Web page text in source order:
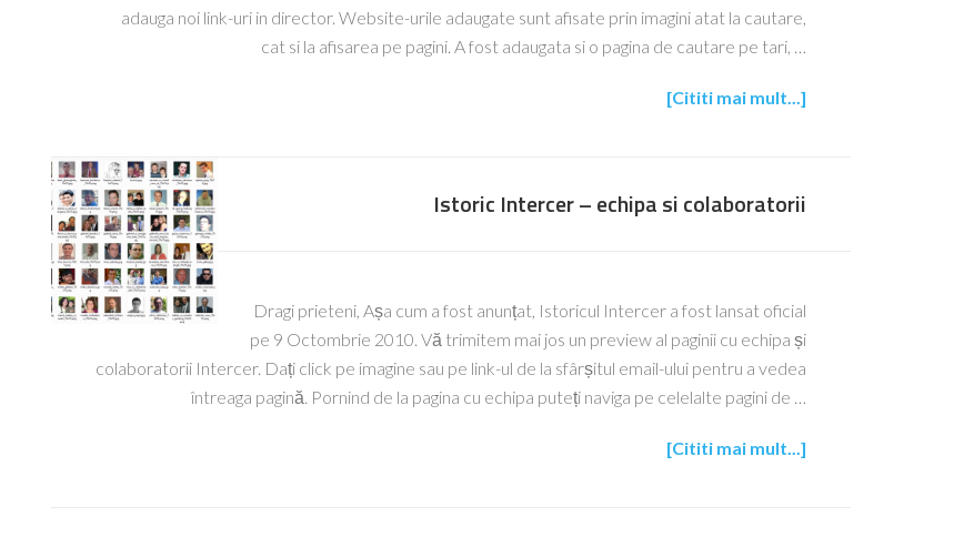
adauga noi link-uri in director. Website-urile adaugate sunt afisate prin imagini atat la cautare,
cat si la afisarea pe pagini. A fost adaugata si o pagina de cautare pe tari, …
[Cititi mai mult...]
Istoric Intercer – echipa si colaboratorii
Dragi prieteni, Așa cum a fost anunțat, Istoricul Intercer a fost lansat oficial
pe 9 Octombrie 2010. Vă trimitem mai jos un preview al paginii cu echipa și
colaboratorii Intercer. Dați click pe imagine sau pe link-ul de la sfârșitul email-ului pentru a vedea
întreaga pagină. Pornind de la pagina cu echipa puteți naviga pe celelalte pagini de …
[Cititi mai mult...]